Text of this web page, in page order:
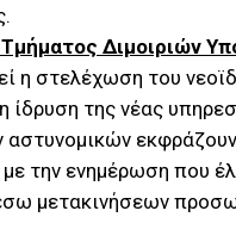
Διμοιριών
η στελέχωση του
της νέας
την ενημέρωση που
μετακινήσεων